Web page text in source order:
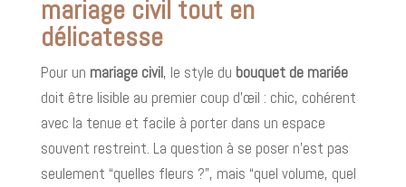
mariage civil tout en
délicatesse
Pour un mariage civil, le style du bouquet de mariée
doit être lisible au premier coup d’œil : chic, cohérent
avec la tenue et facile à porter dans un espace
souvent restreint. La question à se poser n’est pas
seulement “quelles fleurs ?”, mais “quel volume, quel